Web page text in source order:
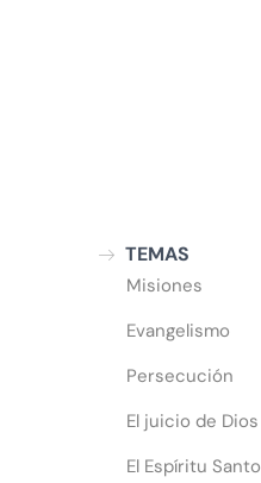
TEMAS
Misiones
Evangelismo
Persecución
El juicio de Dios
El Espíritu Santo